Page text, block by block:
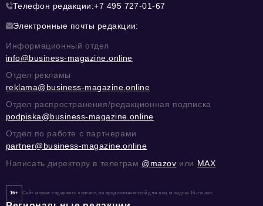
Телефон редакции:+7 495 727-01-67
Электронные почты редакции:
Информационный отдел
info@business-magazine.online
Отдел рекламы
reklama@business-magazine.online
Отдел распространения/редакционная подписка
podpiska@business-magazine.online
Отдел по работе с партнерами
partner@business-magazine.online
Написать директору в телеграм @mazov или MAX
16+ Сайт может содержать контент, не предназначенный для лиц младше 16-ти лет.